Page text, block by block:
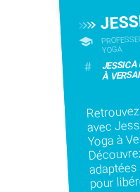
YOGA
# JESSICA
À
avec
Yoga à
pour